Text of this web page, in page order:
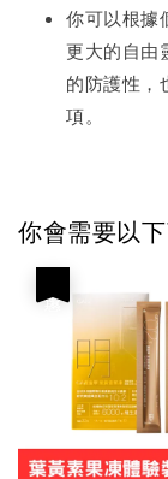
你可以根據
更大的自由
的防護性，
項。
你會需要以